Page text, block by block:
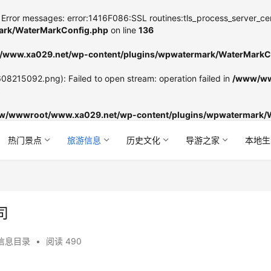
messages: error:1416F086:SSL
WaterMarkConfig.php on line 136
wp-content/plugins/wpwatermark/
Failed to open stream: operation failed in /www/
wwwroot/www.xa029.net/wp-content/plugins/wpwatermark/
热门景点 旅游信息 历史文化 导游之家 本地
息目录 • 阅读 490